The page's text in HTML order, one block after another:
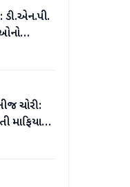
ડી.એન.પી.
ચોરી:
માફિયાઓ